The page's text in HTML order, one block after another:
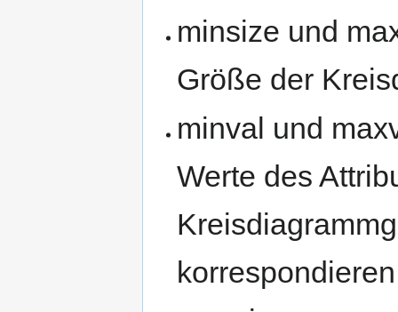
minsize und
Größe der
minval und
Werte des